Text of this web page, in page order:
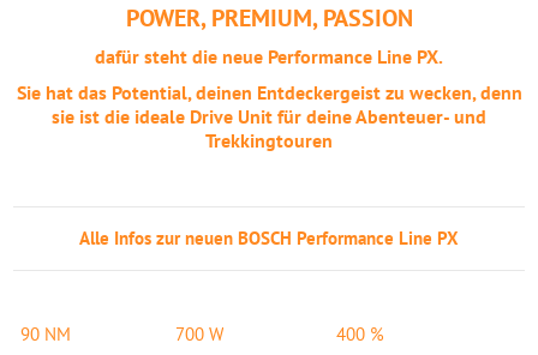
POWER, PREMIUM, PASSION
dafür steht die neue Performance Line PX.
Sie hat das Potential, deinen Entdeckergeist zu wecken, denn
sie ist die ideale Drive Unit für deine Abenteuer- und
Trekkingtouren
Alle Infos zur neuen BOSCH Performance Line PX
90 NM 700 W 400 %